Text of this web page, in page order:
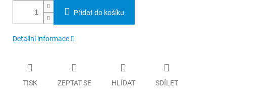
Přidat do košíku
Detailní informace
TISK ZEPTAT SE HLÍDAT SDÍLET